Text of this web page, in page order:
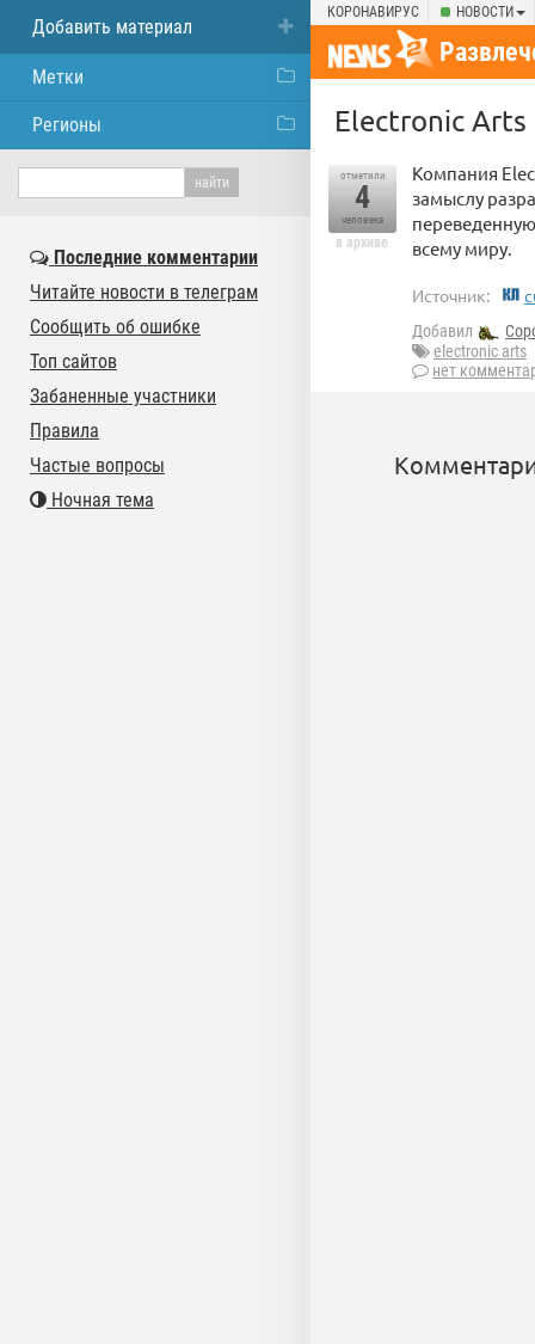
КОРОНАВИРУС НОВОСТИ
Electronic Arts
отметили
4
человека
в архиве
Компания
замыслу
всему миру.
Источник:
Добавил
electronic arts
нет
Добавить материал
Метки
Регионы
Последние комментарии
Читайте новости в телеграм
Сообщить об ошибке
Топ сайтов
Забаненные участники
Правила
Частые вопросы
Ночная тема